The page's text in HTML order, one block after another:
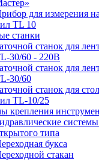
для измерения
TL 10
станки
станок для
30/60 - 220В
станок для
30/60
станок для
TL-10/25
крепления
типа
букса
стакан